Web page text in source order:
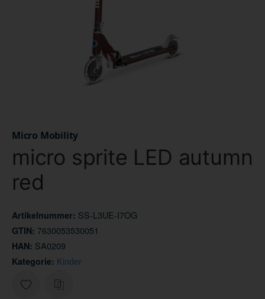
Micro Mobility
micro sprite LED autumn
red
Artikelnummer: SS-L3UE-I7OG
GTIN: 7630053530051
HAN: SA0209
Kategorie: Kinder